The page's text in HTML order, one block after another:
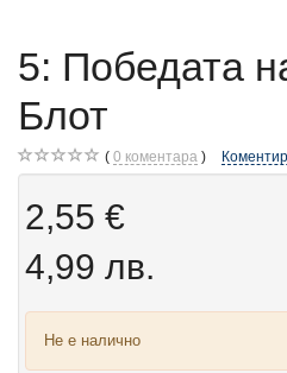
5: Победата
Блот
0 коментара
2,55 €
4,99 лв.
Не е налично